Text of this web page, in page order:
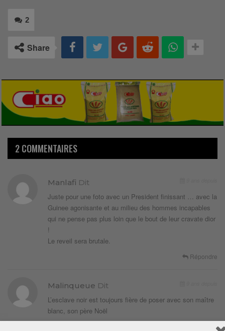
2
Share
2 COMMENTAIRES
Manlafi Dit
Juste pour une foto avec un President finissant … avec la
Guinee agonisante et au milieu des hommes incapables
qui ne pense pas plus loin que le bout de leur cravate dior
!
Le reveil sera brutale.
Répondre
Malinqueue Dit
L’esclave noir est toujours fière de poser avec son maître
blanc, son père Noël
Répondre